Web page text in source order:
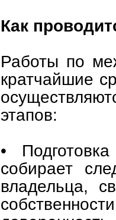
Как
Работы по
кратчайшие
этапов:
•
собирает
владельца,